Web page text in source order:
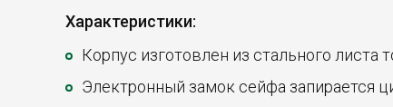
Характеристики:
Корпус изготовлен из стального
Электронный замок сейфа запирается